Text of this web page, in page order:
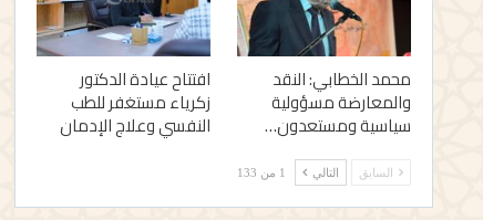
محمد الخطابي: النقد
والمعارضة مسؤولية
سياسية ومستعدون…
افتتاح عيادة الدكتور
زكرياء مستغفر للطب
النفسي وعلاج الإدمان
السابق التالي 1 من 133